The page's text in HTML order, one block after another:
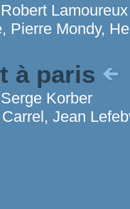
Robert Lamoureux
Pierre Mondy,
à paris
Serge Korber
Jean